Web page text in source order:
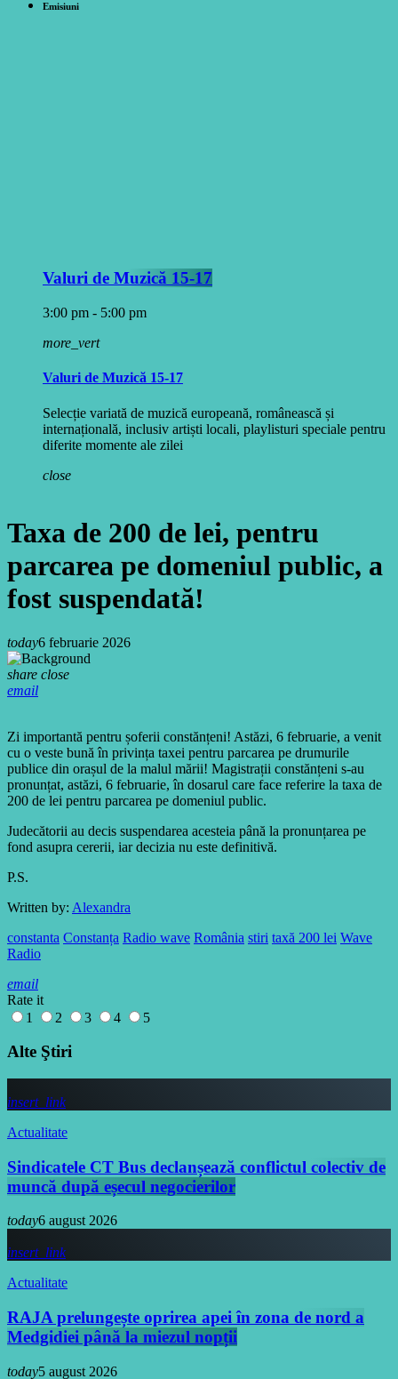
Emisiuni
Valuri de Muzică 15-17
3:00 pm - 5:00 pm
more_vert
Valuri de Muzică 15-17
Selecție variată de muzică europeană, românească și
internațională, inclusiv artiști locali, playlisturi speciale pentru
diferite momente ale zilei
close
Taxa de 200 de lei, pentru
parcarea pe domeniul public, a
fost suspendată!
today6 februarie 2026
share close
email
Zi importantă pentru șoferii constănțeni! Astăzi, 6 februarie, a venit
cu o veste bună în privința taxei pentru parcarea pe drumurile
publice din orașul de la malul mării! Magistrații constănțeni s-au
pronunțat, astăzi, 6 februarie, în dosarul care face referire la taxa de
200 de lei pentru parcarea pe domeniul public.
Judecătorii au decis suspendarea acesteia până la pronunțarea pe
fond asupra cererii, iar decizia nu este definitivă.
P.S.
Written by: Alexandra
constanta Constanța Radio wave România stiri taxă 200 lei Wave
Radio
email
Rate it
1
2 3 4 5
Alte Ştiri
insert_link
Actualitate
Sindicatele CT Bus declanșează conflictul colectiv de
muncă după eșecul negocierilor
today6 august 2026
insert_link
Actualitate
RAJA prelungește oprirea apei în zona de nord a
Medgidiei până la miezul nopții
today5 august 2026